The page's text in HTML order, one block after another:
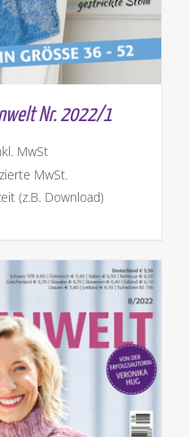
Nr. 2022/1
MwSt
MwSt.
(z.B. Download)